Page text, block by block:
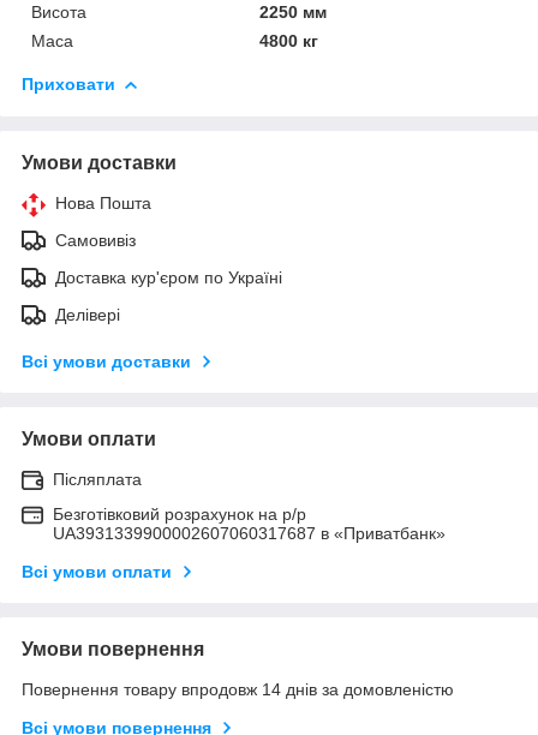
Висота
2250 мм
Маса
4800 кг
Приховати
Умови доставки
Нова Пошта
Самовивіз
Доставка кур'єром по Україні
Делівері
Всі умови доставки
Умови оплати
Післяплата
Безготівковий розрахунок на р/р
UA3931339900002607060317687 в «Приватбанк»
Всі умови оплати
Умови повернення
Повернення товару впродовж 14 днів за домовленістю
Всі умови повернення